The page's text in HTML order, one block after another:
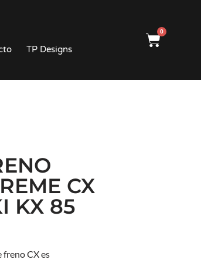
TP Designs
0
CX
KX 85
freno CX es